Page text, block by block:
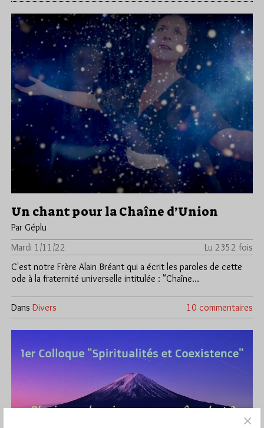
Un chant pour la Chaîne d’Union
Par Géplu
Mardi 1/11/22
Lu 2352 fois
C'est notre Frère Alain Bréant qui a écrit les paroles de cette
ode à la fraternité universelle intitulée : "Chaîne…
Dans Divers 10 commentaires